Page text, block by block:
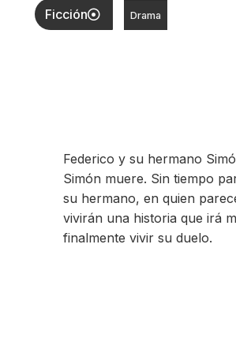
Ficción Drama
Federico y su hermano
Simón muere. Sin tiempo
su hermano, en quien
vivirán una historia que irá
finalmente vivir su duelo.